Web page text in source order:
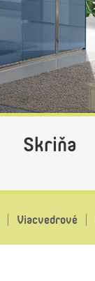
Skriňa
Viacvedrové